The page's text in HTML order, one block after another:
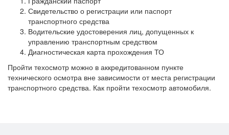
Свидетельство о регистрации или паспорт
транспортного средства
Водительские удостоверения лиц, допущенных к
управлению транспортным средством
Диагностическая карта прохождения ТО
Пройти техосмотр можно в аккредитованном пункте
технического осмотра вне зависимости от места регистрации
транспортного средства. Как пройти техосмотр автомобиля.